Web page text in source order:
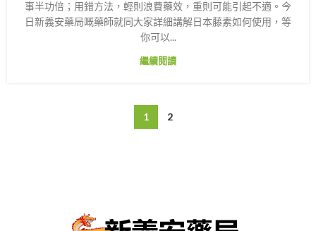
事半功倍；用錯方法，輕則浪費藥效，重則可能引起不適。今
日新義安藥局嘅藥師就同大家詳細講解日本藤素如何使用，等
你可以...
繼續閱讀
1 2